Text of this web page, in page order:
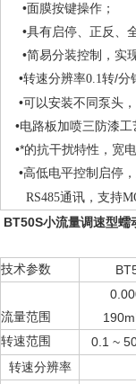
•面膜按键操作；
•具有启停、正反、
•简易分装控制，实
•转速分辨率0.1转/分
•可以安装不同泵头
•电路板加喷三防漆工
•*的抗干扰特性，宽
•高低电平控制启停
RS485通讯，支持
BT50S小流量调速型蠕
技术参数
流量范围
转速范围 0.1 ~
转速分辨率